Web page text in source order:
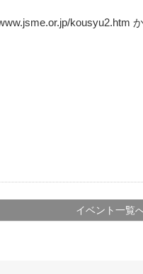
kousyu2.htm
イベント一覧